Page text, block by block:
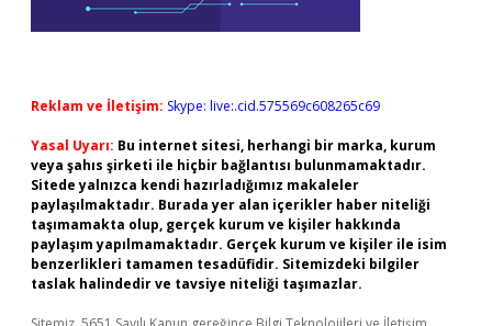
Reklam ve İletişim: Skype: live:.cid.575569c608265c69
Yasal Uyarı: Bu internet sitesi, herhangi bir marka, kurum
veya şahıs şirketi ile hiçbir bağlantısı bulunmamaktadır.
Sitede yalnızca kendi hazırladığımız makaleler
paylaşılmaktadır. Burada yer alan içerikler haber niteliği
taşımamakta olup, gerçek kurum ve kişiler hakkında
paylaşım yapılmamaktadır. Gerçek kurum ve kişiler ile isim
benzerlikleri tamamen tesadüfidir. Sitemizdeki bilgiler
taslak halindedir ve tavsiye niteliği taşımazlar.